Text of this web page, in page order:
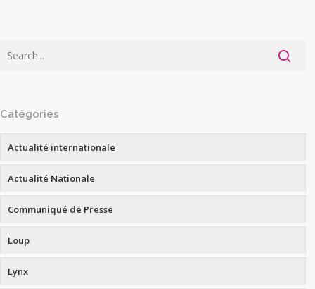
Catégories
Actualité internationale
Actualité Nationale
Communiqué de Presse
Loup
Lynx